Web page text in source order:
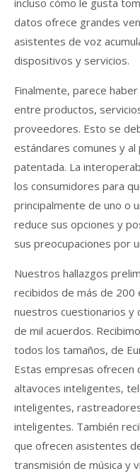
datos ofrece grandes
asistentes de voz
dispositivos y servicios.
Finalmente, parece
entre productos,
proveedores. Esto se
estándares comunes y
patentada. La
los consumidores para
principalmente de uno o
reduce sus opciones y
sus preocupaciones por
Nuestros hallazgos
recibidos de más de 200
nuestros cuestionarios y
de mil acuerdos.
todos los tamaños, de
Estas empresas ofrecen
altavoces inteligentes,
inteligentes,
inteligentes. También
que ofrecen asistentes
transmisión de música y